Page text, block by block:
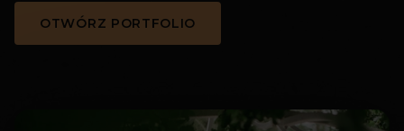
OTWÓRZ PORTFOLIO